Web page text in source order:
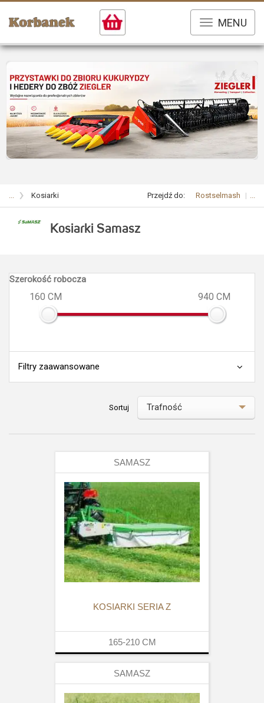
MENU
... Kosiarki Przejdź do: Rostselmash ...
Kosiarki Samasz
Filtry zaawansowane
Szerokość robocza
160 CM 940 CM
Sortuj
Trafność
Alfabetycznie
SAMASZ
KOSIARKI SERIA Z
165-210 CM
SAMASZ